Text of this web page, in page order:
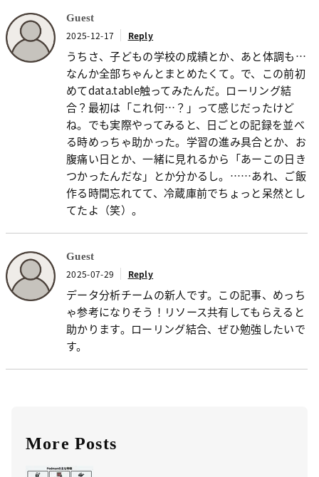
Guest
2025-12-17 Reply
うちさ、子どもの学校の成績とか、あと体調も…
なんか全部ちゃんとまとめたくて。で、この前初
めてdata.table触ってみたんだ。ローリング結
合？最初は「これ何…？」って感じだったけど
ね。でも実際やってみると、日ごとの記録を並べ
る時めっちゃ助かった。学習の進み具合とか、お
腹痛い日とか、一緒に見れるから「あーこの日き
つかったんだな」とか分かるし。……あれ、ご飯
作る時間忘れてて、冷蔵庫前でちょっと呆然とし
てたよ（笑）。
Guest
2025-07-29 Reply
データ分析チームの新人です。この記事、めっち
ゃ参考になりそう！リソース共有してもらえると
助かります。ローリング結合、ぜひ勉強したいで
す。
More Posts